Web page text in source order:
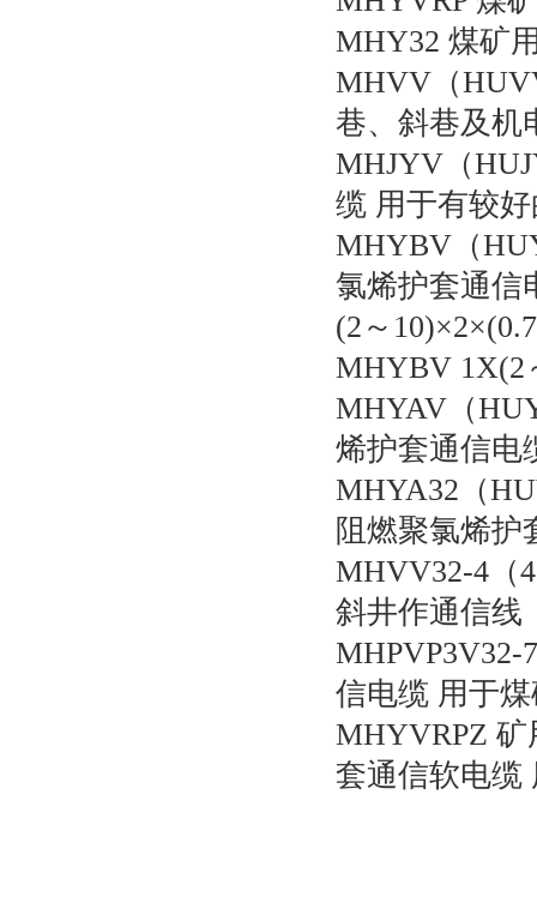
MHY32 煤矿
MHVV（
巷、斜巷及机
MHJYV（
缆 用于有较
MHYBV（
氯烯护套通信
(2～
MHYBV 1X(2
MHYAV（
烯护套通信电
MHYA32（
阻燃聚氯烯护
MHVV32-4（
斜井作通信线
MHPVP3V32-
信电缆 用于
MHYVRPZ
套通信软电缆